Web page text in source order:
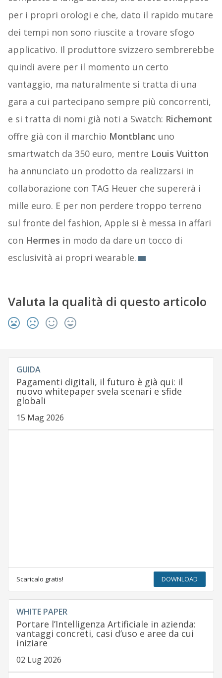
per i propri orologi e che, dato il rapido mutare
dei tempi non sono riuscite a trovare sfogo
applicativo. Il produttore svizzero sembrerebbe
quindi avere per il momento un certo
vantaggio, ma naturalmente si tratta di una
gara a cui partecipano sempre più concorrenti,
e si tratta di nomi già noti a Swatch: Richemont
offre già con il marchio Montblanc uno
smartwatch da 350 euro, mentre Louis Vuitton
ha annunciato un prodotto da realizzarsi in
collaborazione con TAG Heuer che supererà i
mille euro. E per non perdere troppo terreno
sul fronte del fashion, Apple si è messa in affari
con Hermes in modo da dare un tocco di
esclusività ai propri wearable.
Valuta la qualità di questo articolo
GUIDA
Pagamenti digitali, il futuro è già qui: il
nuovo whitepaper svela scenari e sfide
globali
15 Mag 2026
Scaricalo gratis! DOWNLOAD
WHITE PAPER
Portare l’Intelligenza Artificiale in azienda:
vantaggi concreti, casi d’uso e aree da cui
iniziare
02 Lug 2026